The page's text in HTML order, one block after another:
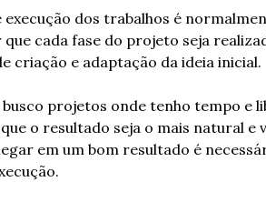
execução dos trabalhos é
cada fase do projeto seja
criação e adaptação da ideia inicial.
projetos onde tenho tempo e
o resultado seja o mais natural e
em um bom resultado é